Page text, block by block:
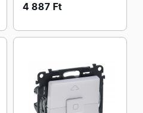
4 887 Ft